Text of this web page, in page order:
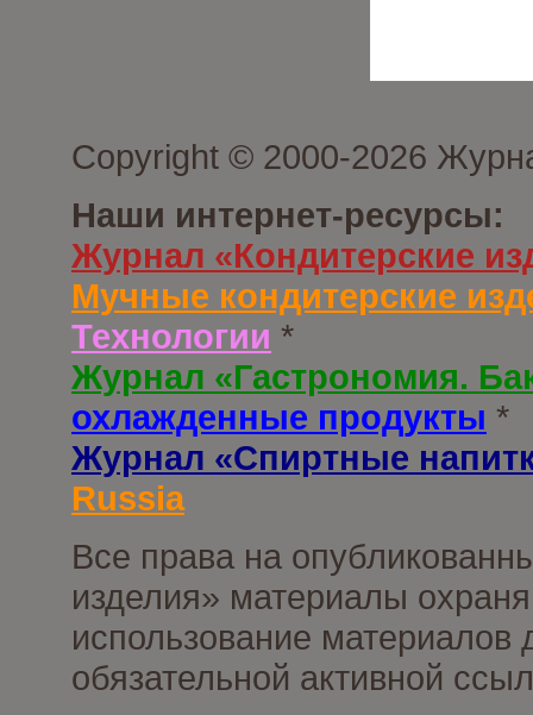
Copyright © 2000-2026
Наши интернет-ресурсы:
Журнал «Кондитерские
Мучные кондитерские
Технологии *
Журнал «Гастрономия.
охлажденные продукты *
Журнал «Спиртные
Russia
Все права на
изделия» материалы
использование материалов
обязательной активной